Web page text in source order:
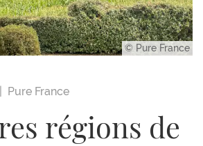
© Pure France
Pure France
régions de